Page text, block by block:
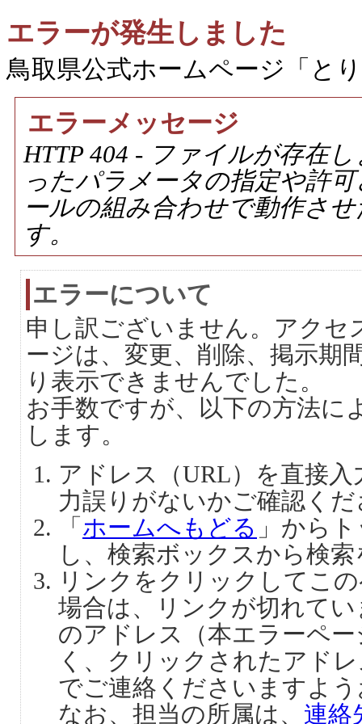
エラーが発生しました
鳥取県公式ホームページ「と
エラーメッセージ
HTTP 404 - ファイルが存在
ったパラメータの指定や許
ールの組み合わせで動作さ
す。
エラーについて
申し訳ございません。アクセ
ージは、変更、削除、掲示期
り表示できませんでした。
お手数ですが、以下の方法に
します。
アドレス（URL）を直接
力誤りがないかご確認く
「 ホームへもどる 」から
し、検索ボックスから検
リンクをクリックしてこ
場合は、リンクが切れて
のアドレス（本エラーペ
く、クリックされたアド
でご連絡くださいますよ
なお、担当の所属は、 連絡